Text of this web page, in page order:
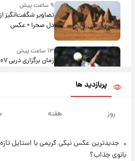
۹ ساعت پیش
تصاویر شگفت‌انگیز از
دل صحرا + عکس
۱۳ ساعت پیش
زمان برگزاری دربی ۱۰۷ اعلام شد؟
جزئیات
۱۴ ساعت پیش
پربازدید ها
روز هفته ماه
جدیدترین عکس نیکی کریمی با استایل تازه
بانوی جذاب؟